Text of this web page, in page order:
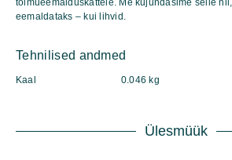
eemaldataks – kui lihvid.
Tehnilised andmed
Kaal 0.046 kg
Ülesmüük